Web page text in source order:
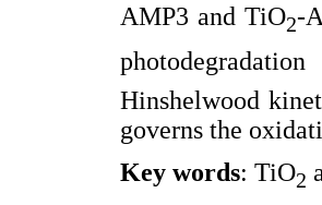
AMP3 and TiO2-
Hinshelwood
governs the
Key words: TiO2